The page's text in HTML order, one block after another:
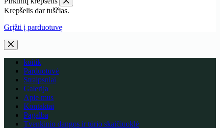
Krepšelis dar tuščias.
Grįžti į parduotuvę
koitik
Parduotuvė
Straipsniai
Galerija
Apie mus
Kontaktai
Pagalba
Tvenkinio dangos ir tūrio skaičiuoklė